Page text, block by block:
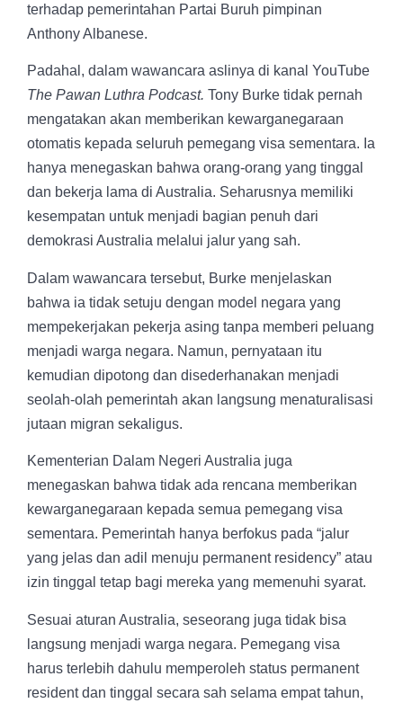
terhadap pemerintahan Partai Buruh pimpinan
Anthony Albanese.
Padahal, dalam wawancara aslinya di kanal YouTube
The Pawan Luthra Podcast. Tony Burke tidak pernah
mengatakan akan memberikan kewarganegaraan
otomatis kepada seluruh pemegang visa sementara. Ia
hanya menegaskan bahwa orang-orang yang tinggal
dan bekerja lama di Australia. Seharusnya memiliki
kesempatan untuk menjadi bagian penuh dari
demokrasi Australia melalui jalur yang sah.
Dalam wawancara tersebut, Burke menjelaskan
bahwa ia tidak setuju dengan model negara yang
mempekerjakan pekerja asing tanpa memberi peluang
menjadi warga negara. Namun, pernyataan itu
kemudian dipotong dan disederhanakan menjadi
seolah-olah pemerintah akan langsung menaturalisasi
jutaan migran sekaligus.
Kementerian Dalam Negeri Australia juga
menegaskan bahwa tidak ada rencana memberikan
kewarganegaraan kepada semua pemegang visa
sementara. Pemerintah hanya berfokus pada “jalur
yang jelas dan adil menuju permanent residency” atau
izin tinggal tetap bagi mereka yang memenuhi syarat.
Sesuai aturan Australia, seseorang juga tidak bisa
langsung menjadi warga negara. Pemegang visa
harus terlebih dahulu memperoleh status permanent
resident dan tinggal secara sah selama empat tahun,